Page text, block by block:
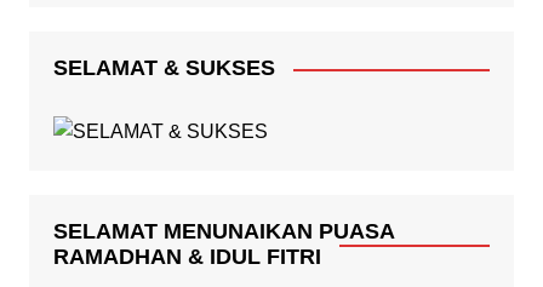
SELAMAT & SUKSES
SELAMAT MENUNAIKAN PUASA
RAMADHAN & IDUL FITRI